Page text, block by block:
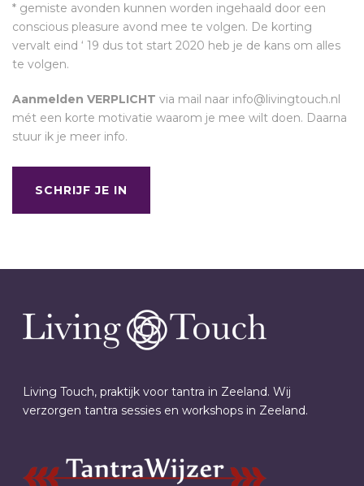
* gemiste avonden kunnen worden ingehaald door een
conscious pleasure avond mee te volgen. De korting
vervalt eind ‘ 19 dus tot start 2020 heb je de kans om alles
te volgen.
Aanmelden VERPLICHT via mail naar info@livingtouch.nl
mét een korte motivatie waarom je mee wilt doen. Daarna
stuur ik je meer info.
SCHRIJF JE IN
Living Touch, praktijk voor tantra in Zeeland. Wij
verzorgen tantra sessies en workshops in Zeeland.